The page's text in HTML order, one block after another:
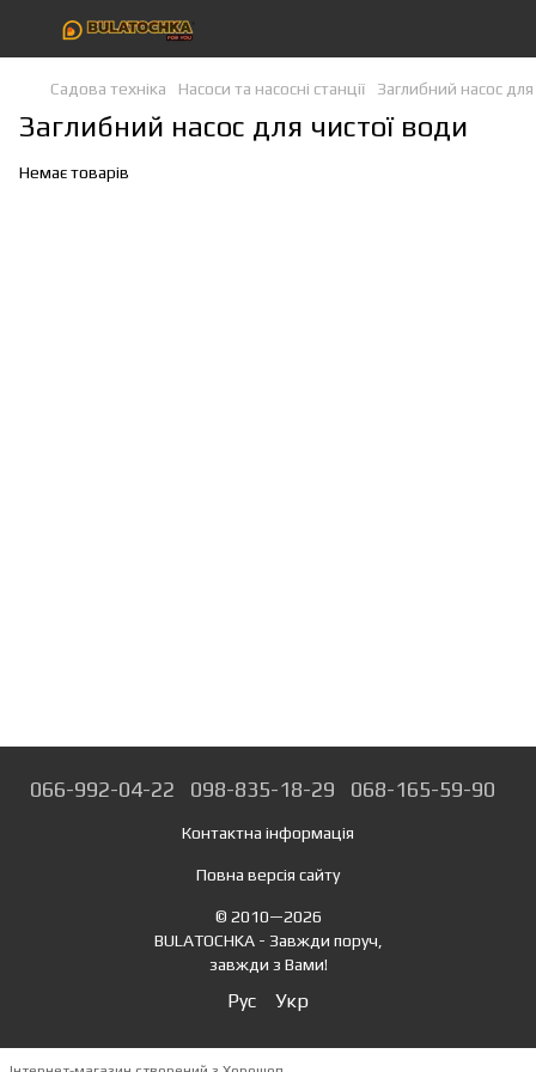
Садова техніка Насоси та насосні станції Заглибний насос
Заглибний насос для чистої води
Немає товарів
066-992-04-22 098-835-18-29 068-165-59-90
Контактна інформація
Повна версія сайту
© 2010—2026
BULATOCHKA - Завжди поруч,
завжди з Вами!
Рус Укр